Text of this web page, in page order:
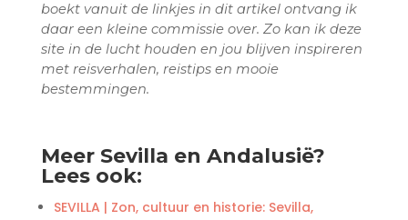
boekt vanuit de linkjes in dit artikel ontvang ik
daar een kleine commissie over. Zo kan ik deze
site in de lucht houden en jou blijven inspireren
met reisverhalen, reistips en mooie
bestemmingen.
Meer Sevilla en Andalusië?
Lees ook:
SEVILLA | Zon, cultuur en historie: Sevilla,